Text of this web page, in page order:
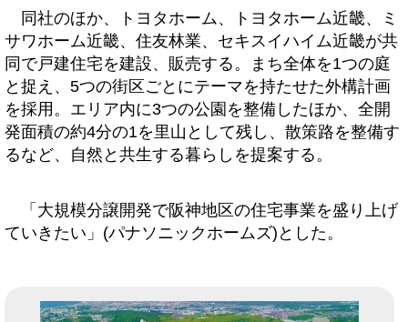
同社のほか、トヨタホーム、トヨタホーム近畿、ミ
サワホーム近畿、住友林業、セキスイハイム近畿が共
同で戸建住宅を建設、販売する。まち全体を1つの庭
と捉え、5つの街区ごとにテーマを持たせた外構計画
を採用。エリア内に3つの公園を整備したほか、全開
発面積の約4分の1を里山として残し、散策路を整備す
るなど、自然と共生する暮らしを提案する。
「大規模分譲開発で阪神地区の住宅事業を盛り上げ
ていきたい」(パナソニックホームズ)とした。